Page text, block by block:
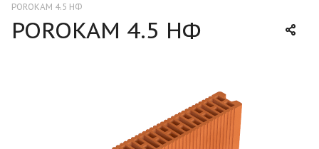
POROKAM 4.5 НФ
POROKAM 4.5 НФ